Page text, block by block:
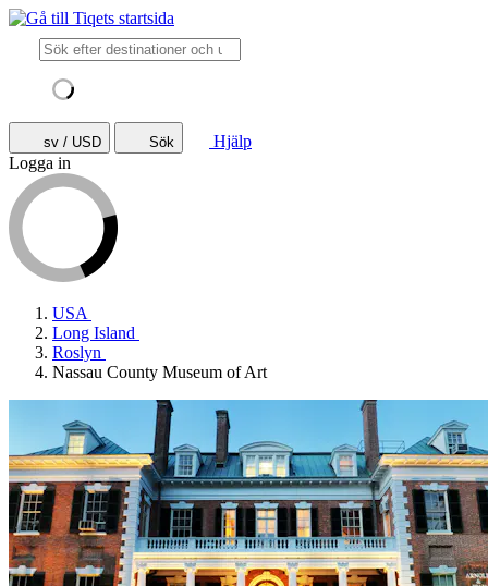
sv / USD Sök
Hjälp
Logga in
USA
Long Island
Roslyn
Nassau County Museum of Art